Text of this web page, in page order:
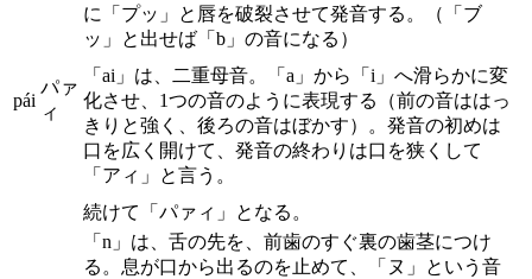
pái
パァ
ィ
に「プッ」と唇を破裂させて発音する。（「ブ
ッ」と出せば「b」の音になる）
「ai」は、二重母音。「a」から「i」へ滑らかに変
化させ、1つの音のように表現する（前の音ははっ
きりと強く、後ろの音はぼかす）。発音の初めは
口を広く開けて、発音の終わりは口を狭くして
「アィ」と言う。
続けて「パァィ」となる。
「n」は、舌の先を、前歯のすぐ裏の歯茎につけ
る。息が口から出るのを止めて、「ヌ」という音